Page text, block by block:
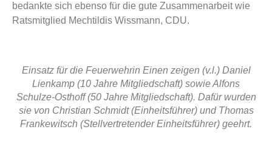
bedankte sich ebenso für die gute Zusammenarbeit wie
Ratsmitglied Mechtildis Wissmann, CDU.
Einsatz für die Feuerwehrin Einen zeigen (v.l.) Daniel
Lienkamp (10 Jahre Mitgliedschaft) sowie Alfons
Schulze-Osthoff (50 Jahre Mitgliedschaft). Dafür wurden
sie von Christian Schmidt (Einheitsführer) und Thomas
Frankewitsch (Stellvertretender Einheitsführer) geehrt.